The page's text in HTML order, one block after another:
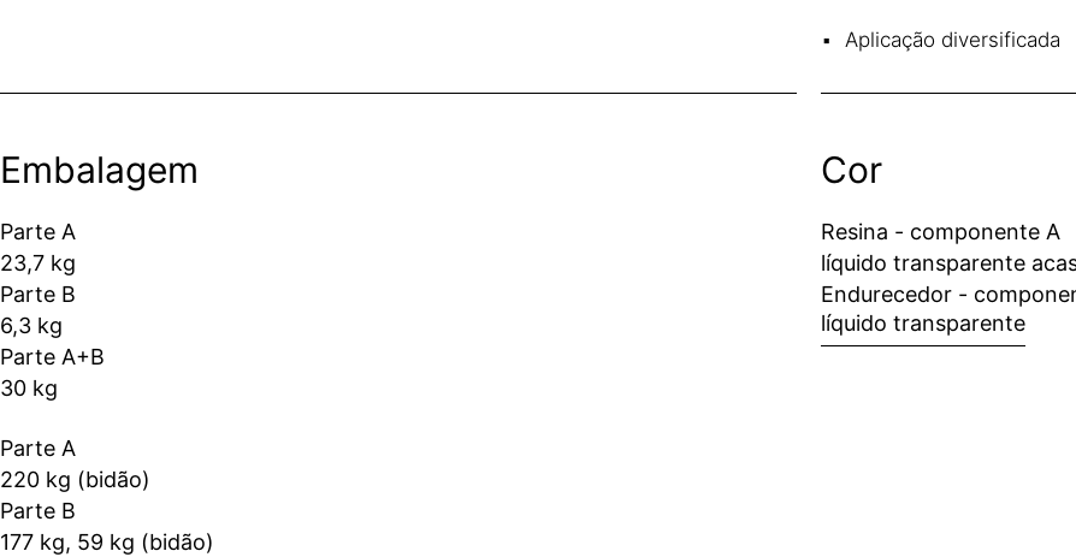
Aplicação diversificada
Embalagem
Parte A
23,7 kg
Parte B
6,3 kg
Parte A+B
30 kg
Parte A
220 kg (bidão)
Parte B
177 kg, 59 kg (bidão)
Cor
Resina - componente A
líquido transparente
Endurecedor -
líquido transparente